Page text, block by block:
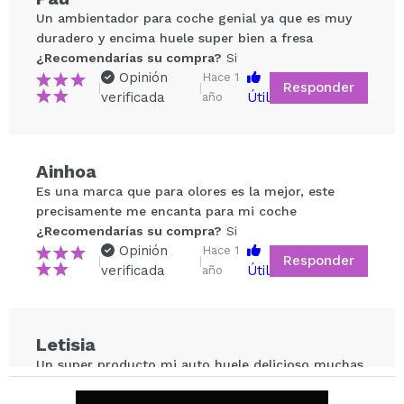
Tu vídeo podría ser el primero. Imagínatelo...
¿Recomendarías su compra? Si No
5/5
Un ambientador para coche genial ya que es muy
duradero y encima huele super bien a fresa
¿Recomendarías su compra? Si
|
Opinión
verificada
|
Hace 1
año
Útil
Responder
Ainhoa
Es una marca que para olores es la mejor, este
precisamente me encanta para mi coche
¿Recomendarías su compra? Si
|
Opinión
verificada
|
Hace 1
año
Útil
Responder
Letisia
Un super producto mi auto huele delicioso muchas